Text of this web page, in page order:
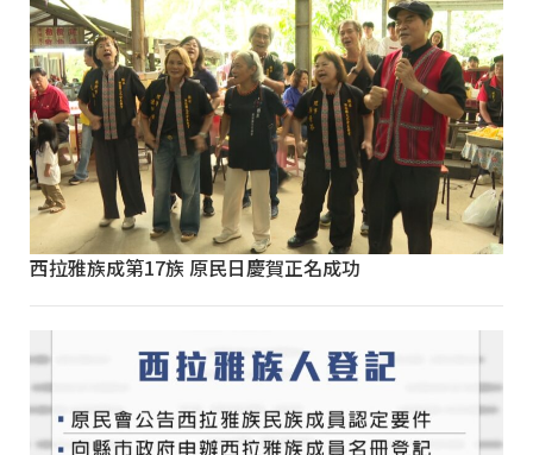
西拉雅族成第17族 原民日慶賀正名成功